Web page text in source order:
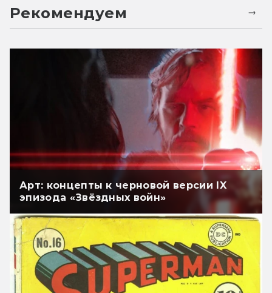
Рекомендуем
Арт: концепты к черновой версии IX
эпизода «Звёздных войн»